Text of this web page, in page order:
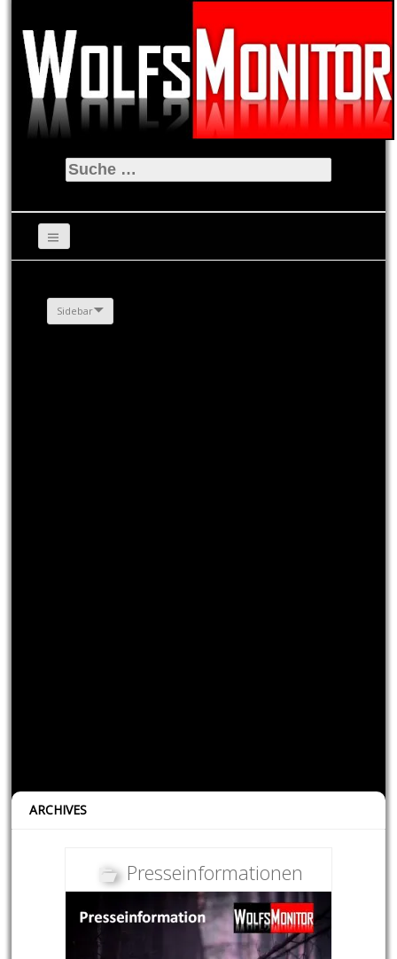
Suche
nach:
Sidebar
ARCHIVES
Presseinformationen